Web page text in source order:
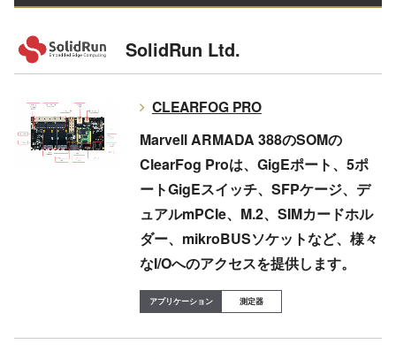
SolidRun Ltd.
CLEARFOG PRO
Marvell ARMADA 388のSOMの
ClearFog Proは、GigEポート、5ポ
ートGigEスイッチ、SFPケージ、デ
ュアルmPCIe、M.2、SIMカードホル
ダー、mikroBUSソケットなど、様々
なI/Oへのアクセスを提供します。
測定器